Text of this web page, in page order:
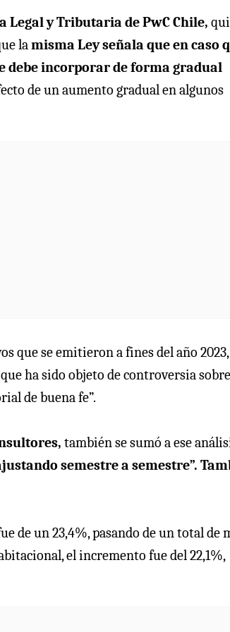
Legal y Tributaria de PwC Chile,
lamisma Ley señala que en caso
debe incorporar de forma gradual
de un aumento gradual en algunos
que se emitieron a fines del año 2023,
ha sido objeto de controversia
de buena fe”.
también se sumó a ese
semestre a semestre”.
de un 23,4%, pasando de un total de
el incremento fue del 22,1%,